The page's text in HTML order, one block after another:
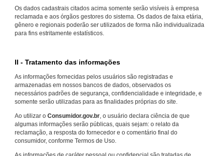
Os dados cadastrais citados acima somente serão visíveis à empresa
reclamada e aos órgãos gestores do sistema. Os dados de faixa etária,
gênero e regionais poderão ser utilizados de forma não individualizada
para fins estritamente estatísticos.
II - Tratamento das informações
As informações fornecidas pelos usuários são registradas e
armazenadas em nossos bancos de dados, observados os
necessários padrões de segurança, confidencialidade e integridade, e
somente serão utilizadas para as finalidades próprias do site.
Ao utilizar o Consumidor.gov.br, o usuário declara ciência de que
algumas informações serão públicas, quais sejam: o relato da
reclamação, a resposta do fornecedor e o comentário final do
consumidor, conforme Termos de Uso.